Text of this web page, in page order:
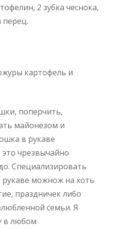
2 зубка чеснока,
перец.
картофель и
поперчить,
майонезом и
в рукаве
это чрезвычайно
Специализировать
можнож на хоть
праздничек либо
семьи. Я
в любом